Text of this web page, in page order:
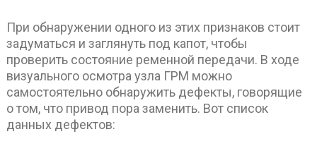
При обнаружении одного из этих признаков стоит
задуматься и заглянуть под капот, чтобы
проверить состояние ременной передачи. В ходе
визуального осмотра узла ГРМ можно
самостоятельно обнаружить дефекты, говорящие
о том, что привод пора заменить. Вот список
данных дефектов: